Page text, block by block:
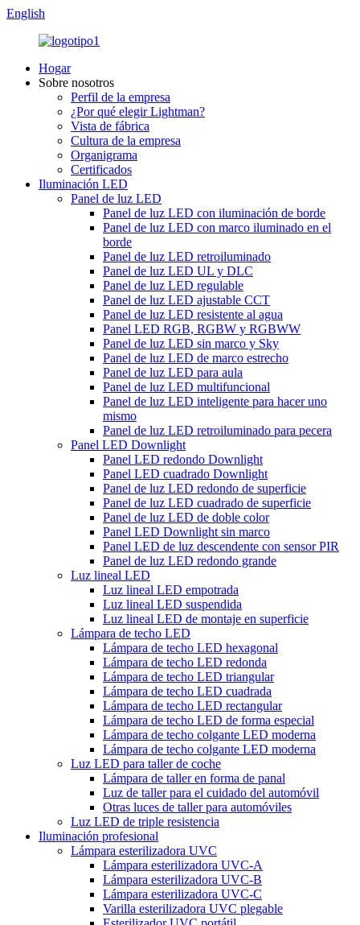
English
Hogar
Sobre nosotros
Perfil de la empresa
¿Por qué elegir Lightman?
Vista de fábrica
Cultura de la empresa
Organigrama
Certificados
Iluminación LED
Panel de luz LED
Panel de luz LED con iluminación de borde
Panel de luz LED con marco iluminado en el
borde
Panel de luz LED retroiluminado
Panel de luz LED UL y DLC
Panel de luz LED regulable
Panel de luz LED ajustable CCT
Panel de luz LED resistente al agua
Panel LED RGB, RGBW y RGBWW
Panel de luz LED sin marco y Sky
Panel de luz LED de marco estrecho
Panel de luz LED para aula
Panel de luz LED multifuncional
Panel de luz LED inteligente para hacer uno
mismo
Panel de luz LED retroiluminado para pecera
Panel LED Downlight
Panel LED redondo Downlight
Panel LED cuadrado Downlight
Panel de luz LED redondo de superficie
Panel de luz LED cuadrado de superficie
Panel de luz LED de doble color
Panel LED Downlight sin marco
Panel LED de luz descendente con sensor PIR
Panel de luz LED redondo grande
Luz lineal LED
Luz lineal LED empotrada
Luz lineal LED suspendida
Luz lineal LED de montaje en superficie
Lámpara de techo LED
Lámpara de techo LED hexagonal
Lámpara de techo LED redonda
Lámpara de techo LED triangular
Lámpara de techo LED cuadrada
Lámpara de techo LED rectangular
Lámpara de techo LED de forma especial
Lámpara de techo colgante LED moderna
Lámpara de techo colgante LED moderna
Luz LED para taller de coche
Lámpara de taller en forma de panal
Luz de taller para el cuidado del automóvil
Otras luces de taller para automóviles
Luz LED de triple resistencia
Iluminación profesional
Lámpara esterilizadora UVC
Lámpara esterilizadora UVC-A
Lámpara esterilizadora UVC-B
Lámpara esterilizadora UVC-C
Varilla esterilizadora UVC plegable